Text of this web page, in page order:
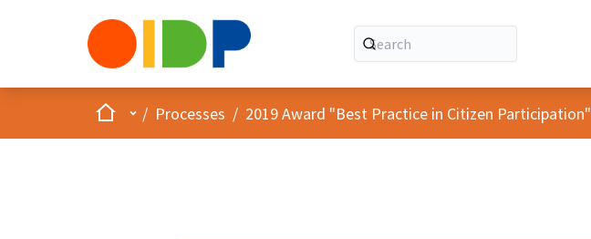
HomeMain menu
/ Processes / 2019 Award "Best Practice in Citizen Participation"